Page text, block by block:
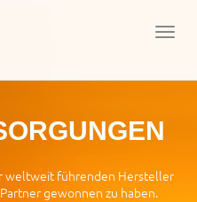
weltweit führenden Hersteller
gewonnen zu haben.